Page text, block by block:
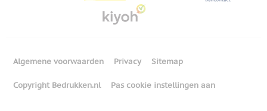
Algemene voorwaarden Privacy Sitemap
Copyright Bedrukken.nl Pas cookie instellingen aan